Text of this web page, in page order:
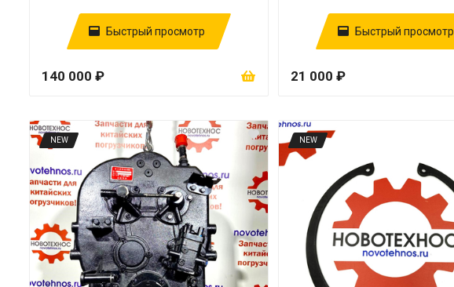
Быстрый просмотр
140 000 ₽
Быстрый просмотр
21 000 ₽
NEW NEW